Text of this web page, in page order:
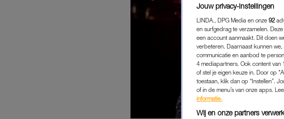
Jouw privacy-instellingen
LINDA., DPG Media en onze 92
en surfgedrag te verzamelen.
een account aanmaakt. Dit doen
verbeteren. Daarnaast kunnen we,
communicatie en aanbod te
4 mediapartners. Ook content van
of stel je eigen keuze in. Door op
toestaan, klik dan op “Instellen”.
of in de menu’s van onze apps.
informatie.
Wij en onze partners